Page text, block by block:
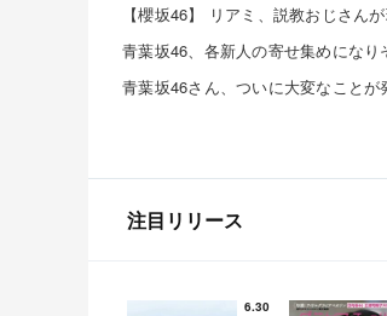
【櫻坂46】 リアミ、説教おじさん
青葉坂46さん、ついに大変なことが
注目リリース
6.30